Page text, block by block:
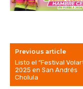
Previous article
Listo el “Festival
2025 en San Andrés
Cholula